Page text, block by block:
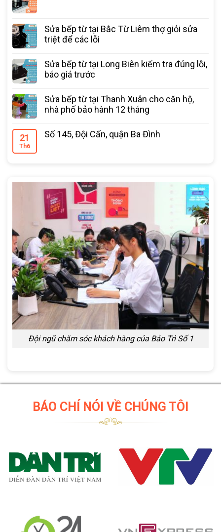
Sửa bếp từ tại Bắc Từ Liêm thợ giỏi sửa
triệt để các lỗi
Sửa bếp từ tại Long Biên kiểm tra đúng lỗi,
báo giá trước
Sửa bếp từ tại Thanh Xuân cho căn hộ,
nhà phố bảo hành 12 tháng
21
Th6
Số 145, Đội Cấn, quận Ba Đình
Đội ngũ chăm sóc khách hàng của Bảo Trì Số 1
BÁO CHÍ NÓI VỀ CHÚNG TÔI